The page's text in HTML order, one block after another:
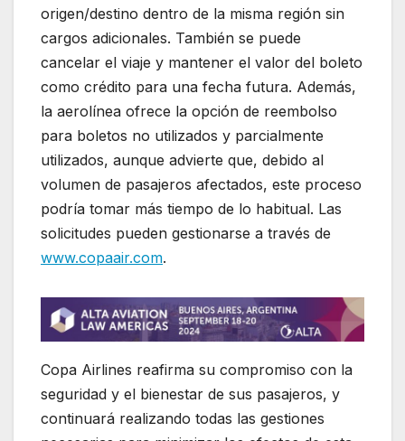
origen/destino dentro de la misma región sin
cargos adicionales. También se puede
cancelar el viaje y mantener el valor del boleto
como crédito para una fecha futura. Además,
la aerolínea ofrece la opción de reembolso
para boletos no utilizados y parcialmente
utilizados, aunque advierte que, debido al
volumen de pasajeros afectados, este proceso
podría tomar más tiempo de lo habitual. Las
solicitudes pueden gestionarse a través de
www.copaair.com.
Copa Airlines reafirma su compromiso con la
seguridad y el bienestar de sus pasajeros, y
continuará realizando todas las gestiones